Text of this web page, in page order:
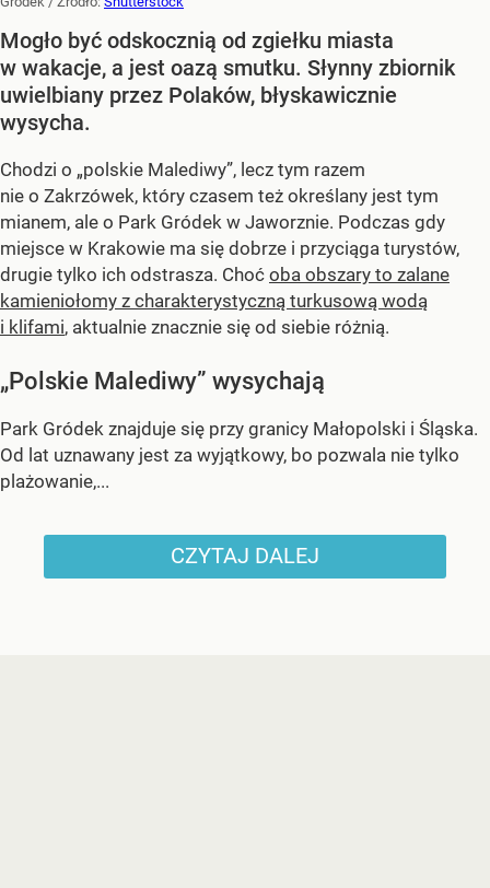
Mogło być odskocznią od zgiełku miasta
w wakacje, a jest oazą smutku. Słynny zbiornik
uwielbiany przez Polaków, błyskawicznie
wysycha.
Chodzi o „polskie Malediwy”, lecz tym razem
nie o Zakrzówek, który czasem też określany jest tym
mianem, ale o Park Gródek w Jaworznie. Podczas gdy
miejsce w Krakowie ma się dobrze i przyciąga turystów,
drugie tylko ich odstrasza. Choć oba obszary to zalane
kamieniołomy z charakterystyczną turkusową wodą
i klifami, aktualnie znacznie się od siebie różnią.
„Polskie Malediwy” wysychają
Park Gródek znajduje się przy granicy Małopolski i Śląska.
Od lat uznawany jest za wyjątkowy, bo pozwala nie tylko
plażowanie,...
CZYTAJ DALEJ